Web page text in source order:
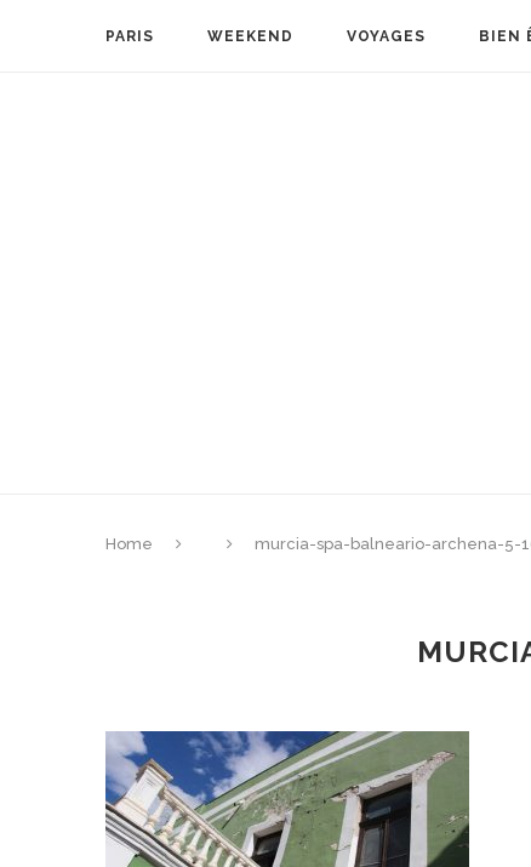
PARIS WEEKEND VOYAGES BIEN
Home murcia-spa-balneario-archena-5-